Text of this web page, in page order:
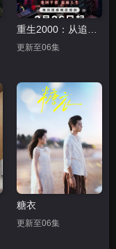
重生2000：从追求青涩校花同桌开始
更新至06集
糖衣
更新至06集